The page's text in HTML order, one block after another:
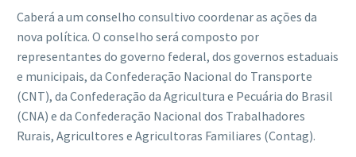
Caberá a um conselho consultivo coordenar as ações da
nova política. O conselho será composto por
representantes do governo federal, dos governos estaduais
e municipais, da Confederação Nacional do Transporte
(CNT), da Confederação da Agricultura e Pecuária do Brasil
(CNA) e da Confederação Nacional dos Trabalhadores
Rurais, Agricultores e Agricultoras Familiares (Contag).